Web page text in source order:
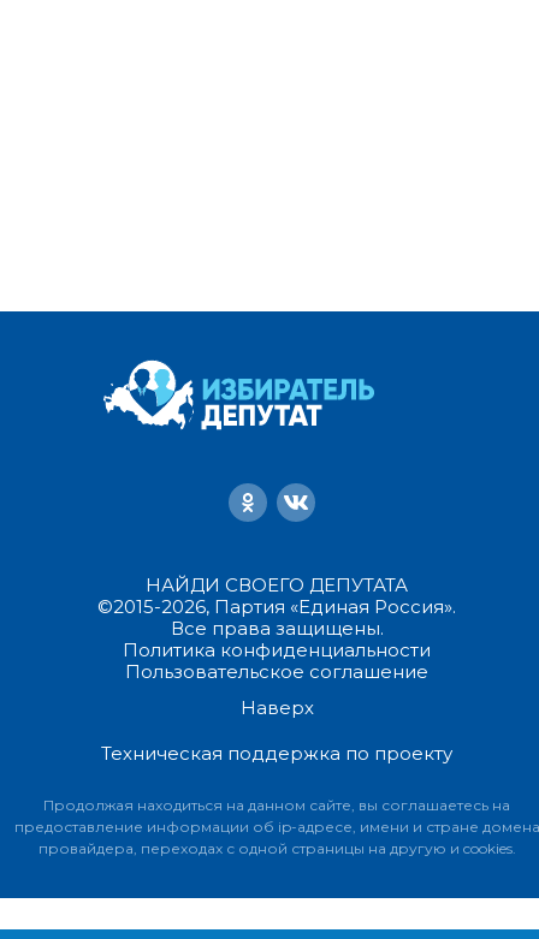
НАЙДИ СВОЕГО ДЕПУТАТА
©2015-2026, Партия «Единая Россия».
Все права защищены.
Политика конфиденциальности
Пользовательское соглашение
Наверх
Техническая поддержка по проекту
Продолжая находиться на данном сайте, вы соглашаетесь на
предоставление информации об ip-адресе, имени и стране домена
провайдера, переходах с одной страницы на другую и cookies.